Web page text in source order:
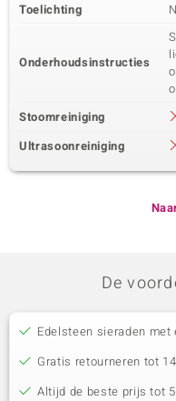
Toelichting
Onderhoudsinstructies
Stoomreiniging
Ultrasoonreiniging
De
Edelsteen sieraden
Gratis retourneren tot
Altijd de beste prijs tot